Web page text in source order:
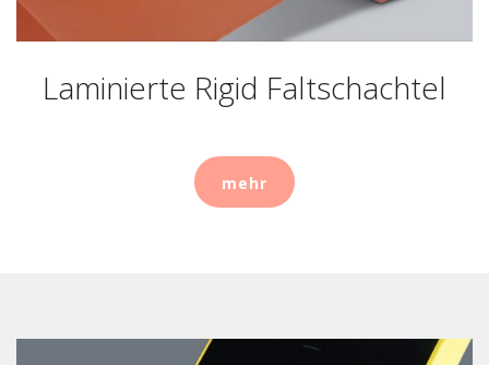
Flip-Top-Box
Laminierte Rigid Faltschachtel
mehr